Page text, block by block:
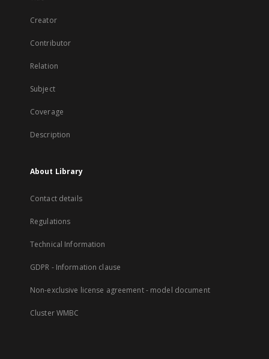
Creator
Contributor
Relation
Subject
Coverage
Description
About Library
Contact details
Regulations
Technical Information
GDPR - Information clause
Non-exclusive license agreement - model document
Cluster WMBC